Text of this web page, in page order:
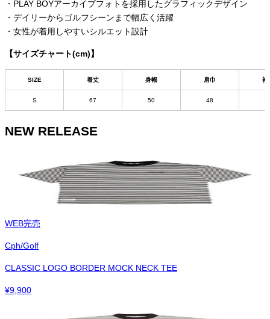
・PLAY BOYアーカイブフォトを採用したグラフィックデザイン
・デイリーからゴルフシーンまで幅広く活躍
・女性が着用しやすいシルエット設計
【サイズチャート(cm)】
SIZE 着丈 身幅 肩巾 袖
S 67 50 48
NEW RELEASE
WEB完売
Cph/Golf
CLASSIC LOGO BORDER MOCK NECK TEE
¥9,900